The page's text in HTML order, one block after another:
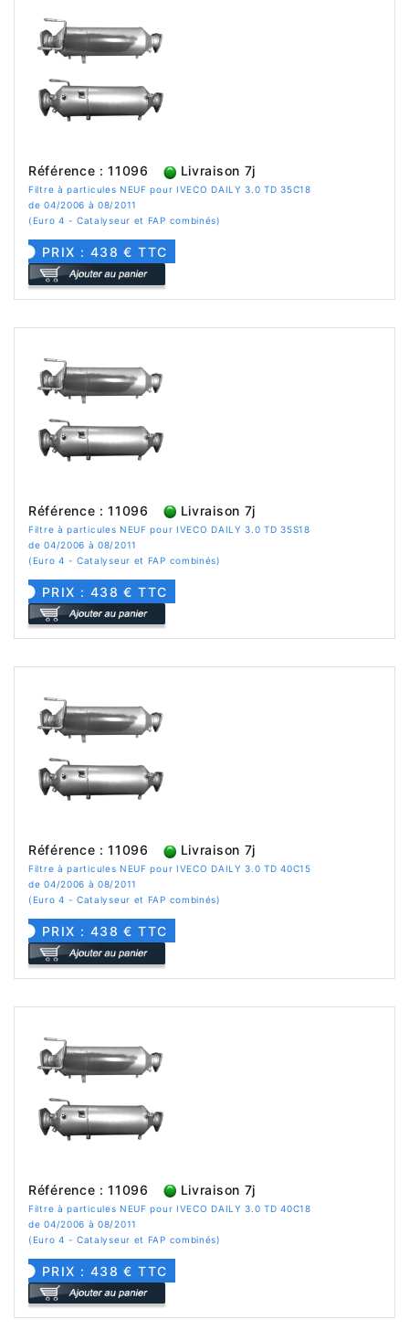
Référence : 11096 Livraison 7j
Filtre à particules NEUF pour IVECO DAILY 3.0 TD 35C18
de 04/2006 à 08/2011
(Euro 4 - Catalyseur et FAP combinés)
PRIX : 438 € TTC
Référence : 11096 Livraison 7j
Filtre à particules NEUF pour IVECO DAILY 3.0 TD 35S18
de 04/2006 à 08/2011
(Euro 4 - Catalyseur et FAP combinés)
PRIX : 438 € TTC
Référence : 11096 Livraison 7j
Filtre à particules NEUF pour IVECO DAILY 3.0 TD 40C15
de 04/2006 à 08/2011
(Euro 4 - Catalyseur et FAP combinés)
PRIX : 438 € TTC
Référence : 11096 Livraison 7j
Filtre à particules NEUF pour IVECO DAILY 3.0 TD 40C18
de 04/2006 à 08/2011
(Euro 4 - Catalyseur et FAP combinés)
PRIX : 438 € TTC